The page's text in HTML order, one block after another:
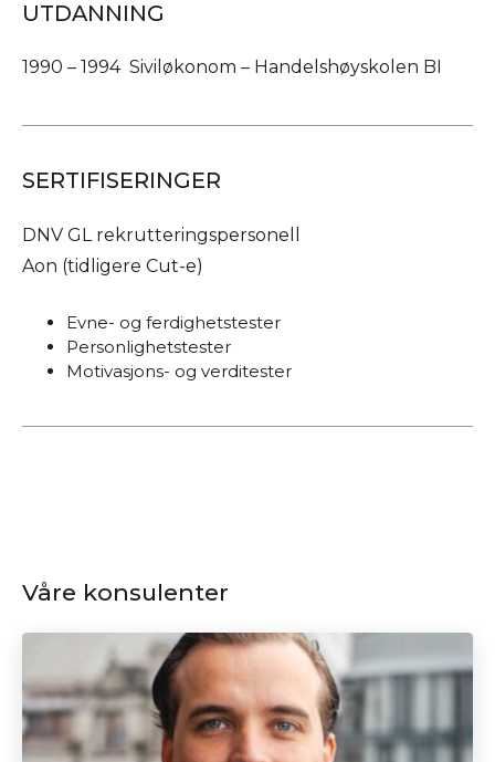
UTDANNING
1990 – 1994 Siviløkonom – Handelshøyskolen BI
SERTIFISERINGER
DNV GL rekrutteringspersonell
Aon (tidligere Cut-e)
Evne- og ferdighetstester
Personlighetstester
Motivasjons- og verditester
Våre konsulenter